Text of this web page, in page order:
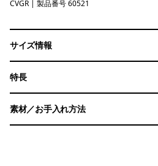
Cover Green
CVGR | 製品番号 60521
サイズ情報
特長
素材／お手入れ方法